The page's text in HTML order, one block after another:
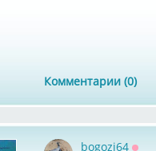
Комментарии (0)
bogozi64